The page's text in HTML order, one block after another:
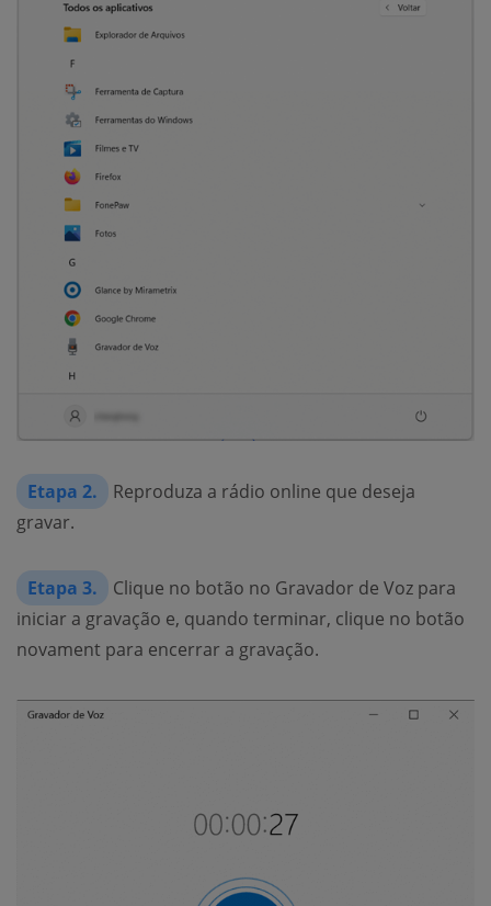
Etapa 2.
Reproduza a rádio online que deseja
gravar.
Etapa 3.
Clique no botão no Gravador de Voz para
iniciar a gravação e, quando terminar, clique no botão
novament para encerrar a gravação.